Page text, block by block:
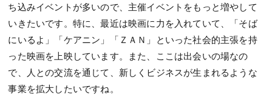
ち込みイベントが多いので、主催イベントをもっと増やして
いきたいです。特に、最近は映画に力を入れていて、「そば
にいるよ」「ケアニン」「ＺＡＮ」といった社会的主張を持
った映画を上映しています。また、ここは出会いの場なの
で、人との交流を通じて、新しくビジネスが生まれるような
事業を拡大したいですね。